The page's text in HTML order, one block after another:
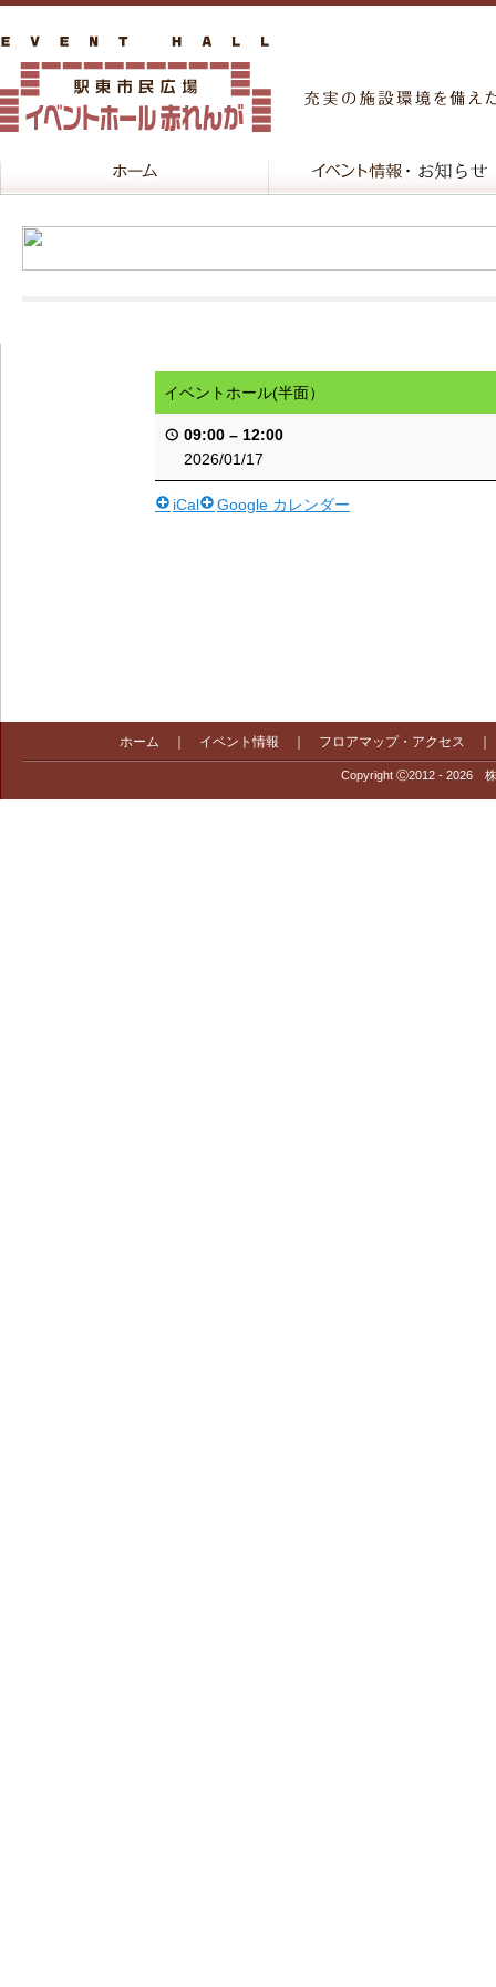
イベントホール(半面）
09:00 – 12:00
2026/01/17
iCal Google カレンダー
ホーム イベント情報 フロアマップ・アクセス
Copyright Ⓒ2012 - 2026 株